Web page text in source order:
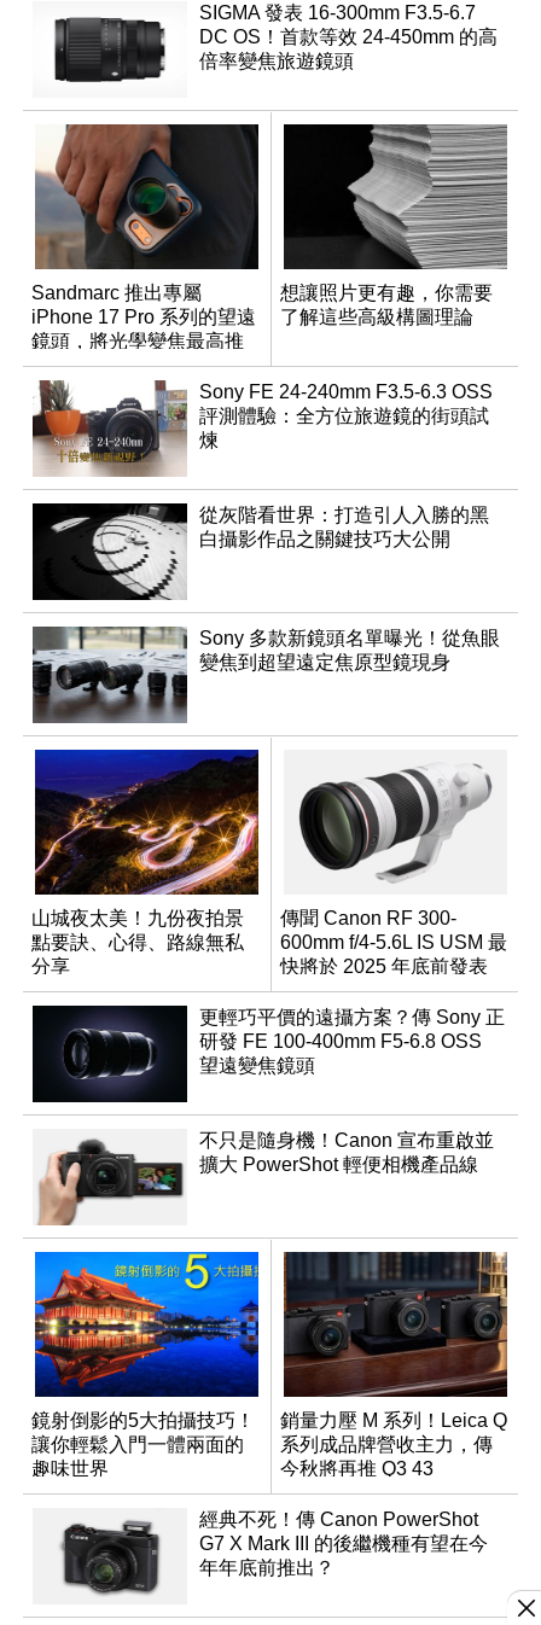
SIGMA 發表 16-300mm F3.5-6.7
DC OS！首款等效 24-450mm 的高
倍率變焦旅遊鏡頭
Sandmarc 推出專屬
iPhone 17 Pro 系列的望遠
鏡頭，將光學變焦最高推
升至 16 倍
想讓照片更有趣，你需要
了解這些高級構圖理論
Sony FE 24-240mm F3.5-6.3 OSS
評測體驗：全方位旅遊鏡的街頭試
煉
從灰階看世界：打造引人入勝的黑
白攝影作品之關鍵技巧大公開
Sony 多款新鏡頭名單曝光！從魚眼
變焦到超望遠定焦原型鏡現身
山城夜太美！九份夜拍景
點要訣、心得、路線無私
分享
傳聞 Canon RF 300-
600mm f/4-5.6L IS USM 最
快將於 2025 年底前發表
更輕巧平價的遠攝方案？傳 Sony 正
研發 FE 100-400mm F5-6.8 OSS
望遠變焦鏡頭
不只是隨身機！Canon 宣布重啟並
擴大 PowerShot 輕便相機產品線
鏡射倒影的5大拍攝技巧！
讓你輕鬆入門一體兩面的
趣味世界
銷量力壓 M 系列！Leica Q
系列成品牌營收主力，傳
今秋將再推 Q3 43
Monochrom
經典不死！傳 Canon PowerShot
G7 X Mark III 的後繼機種有望在今
年年底前推出？